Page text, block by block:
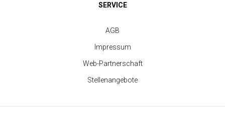
Beanie-Mütze mit Umschlag Heritage
ab 3.20 €
SERVICE
AGB
Impressum
Web-Partnerschaft
Stellenangebote